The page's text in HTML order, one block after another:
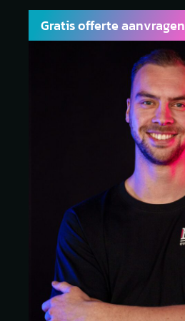
Gratis offerte aanvragen